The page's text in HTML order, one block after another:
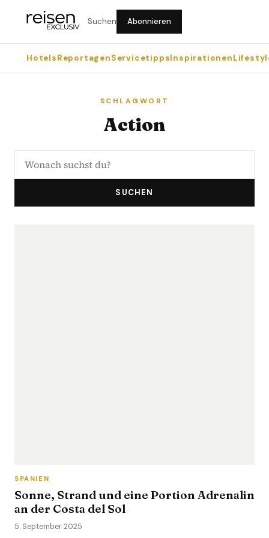
Suchen Abonnieren
HotelsReportagenServicetippsInspirationen
SCHLAGWORT
Action
SUCHEN
SPANIEN
Sonne, Strand und eine Portion Adrenalin
an der Costa del Sol
5. September 2025